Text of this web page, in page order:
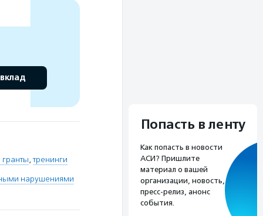
гранты,тренинги
нарушениями
Попасть в ленту
Как попасть в новости
АСИ? Пришлите
материал о вашей
организации, новость,
пресс-релиз, анонс
события.